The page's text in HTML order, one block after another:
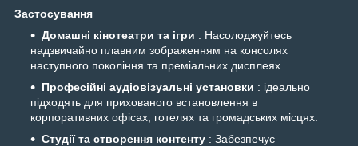
Застосування
Домашні кінотеатри та ігри : Насолоджуйтесь
надзвичайно плавним зображенням на консолях
наступного покоління та преміальних дисплеях.
Професійні аудіовізуальні установки : ідеально
підходять для прихованого встановлення в
корпоративних офісах, готелях та громадських місцях.
Студії та створення контенту : Забезпечує